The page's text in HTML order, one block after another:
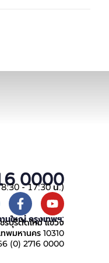
0000
- 17:30 น.)
นใหญ่ กรุงเทพฯ:
รบุรีตัดใหม่ แขวง
พมหานคร 10310
(0) 2716 0000